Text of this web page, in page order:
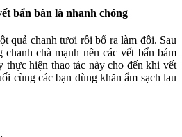
bẩn bàn là nhanh chóng
quả chanh tươi rồi bổ ra làm đôi. Sau
chà mạnh nên các vết bẩn bám
thực hiện thao tác này cho đến khi vết
cùng các bạn dùng khăn ẩm sạch lau